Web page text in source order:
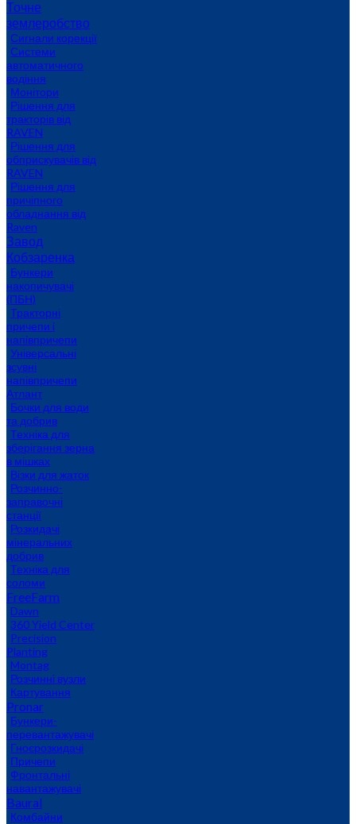
Точне
землеробство
Сигнали корекції
Системи
автоматичного
водіння
Монітори
Рішення для
тракторів від
RAVEN
Рішення для
обприскувачів від
RAVEN
Рішення для
причіпного
обладнання від
Raven
Завод
Кобзаренка
Бункери
накопичувачі
(ПБН)
Тракторні
причепи i
напiвпричепи
Універсальні
зсувні
напівпричепи
Атлант
Бочки для води
та добрив
Техніка для
зберігання зерна
в мішках
Візки для жаток
Розчинно-
заправочні
станції
Розкидачі
мінеральних
добрив
Техніка для
соломи
FreeFarm
Dawn
360 Yield Center
Precision
Planting
Montag
Розчинні вузли
Картування
Pronar
Бункери-
перевантажувачі
Гноєрозкидачі
Причепи
Фронтальні
навантажувачі
Baural
Комбайни